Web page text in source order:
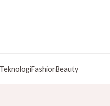
TeknologiFashionBeauty